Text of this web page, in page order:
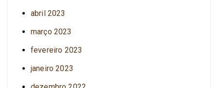
abril 2023
março 2023
fevereiro 2023
janeiro 2023